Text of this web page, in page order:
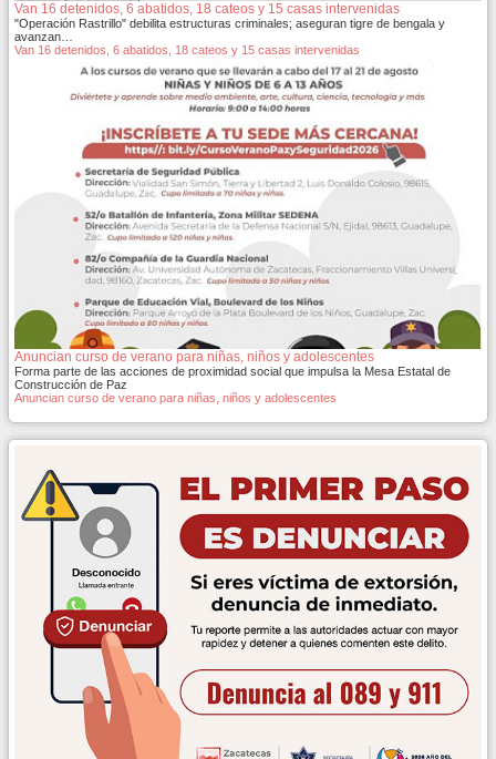
Van 16 detenidos, 6 abatidos, 18 cateos y 15 casas intervenidas
"Operación Rastrillo" debilita estructuras criminales; aseguran tigre de bengala y
avanzan…
Van 16 detenidos, 6 abatidos, 18 cateos y 15 casas intervenidas
Anuncian curso de verano para niñas, niños y adolescentes
Forma parte de las acciones de proximidad social que impulsa la Mesa Estatal de
Construcción de Paz
Anuncian curso de verano para niñas, niños y adolescentes